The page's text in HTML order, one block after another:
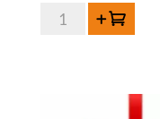
quantité
Ajouter au panier